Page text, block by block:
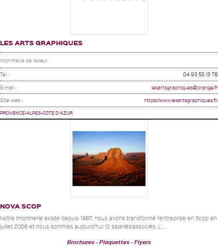
LES ARTS GRAPHIQUES
Imprimerie de labeur.
Tel. : 04 93 55 13 76
E-mail : lesartsgraphiques@orange.fr
Site web : https://www.lesartsgraphiques.fr/
PROVENCE-ALPES-CÔTE D'AZUR
NOVA SCOP
Notre imprimerie existe depuis 1987, nous avons transformé l’entreprise en Scop en
juillet 2006 et nous sommes aujourd’hui 12 salariés/associés. L’...
Brochures Plaquettes Flyers